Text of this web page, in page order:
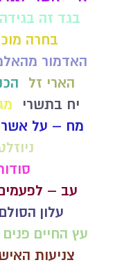
בגד זה בגידה
בחרה
האדמור
הארי זל
יח בתשרי
מח – על אשר
עב –
עלון
עץ החיים
צניעות